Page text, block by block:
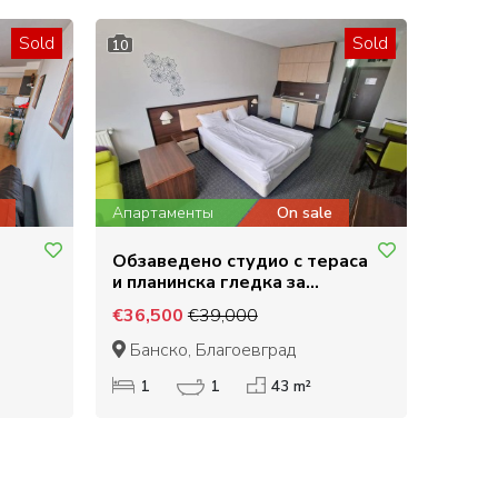
Sold 10 Sold
Апартаменты On sale
Обзаведено студио с тераса
и планинска гледка за
продажба на 200 метра от
гондолата в Банско
€36,500 €39,000
Банско, Благоевград
1 1 43 m²